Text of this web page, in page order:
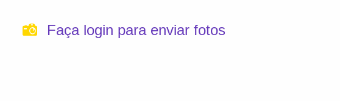
Faça login para enviar fotos